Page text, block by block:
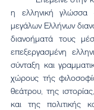
η ελληνική γλώσσα
μεγάλων Ελλήνων
διανοήματά τους
επεξεργασμένη
σύνταξη και
χώρους τής
θεάτρου, της
και της πολιτικής